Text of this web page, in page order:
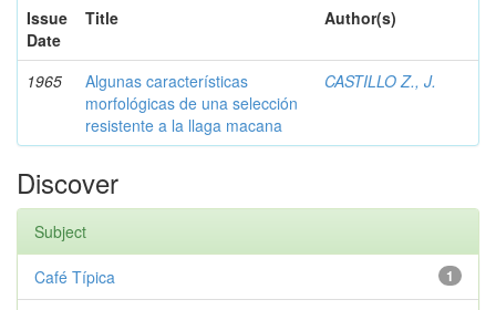
Issue
Date
Title Author(s)
1965
Algunas características
morfológicas de una selección
resistente a la llaga macana
CASTILLO Z., J.
Discover
Subject
1
Café Típica